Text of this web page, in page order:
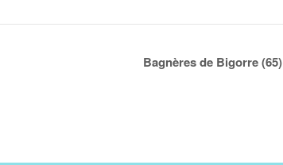
Bagnères de Bigorre (65)